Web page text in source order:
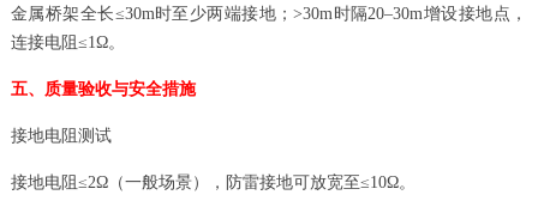
金属桥架全长≤30m时至少两端接地；>30m时隔20–30m增设接地点，
连接电阻≤1Ω。
五、质量验收与安全措施
接地电阻测试
接地电阻≤2Ω（一般场景），防雷接地可放宽至≤10Ω。